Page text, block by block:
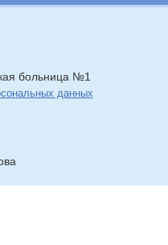
больница №1
данных